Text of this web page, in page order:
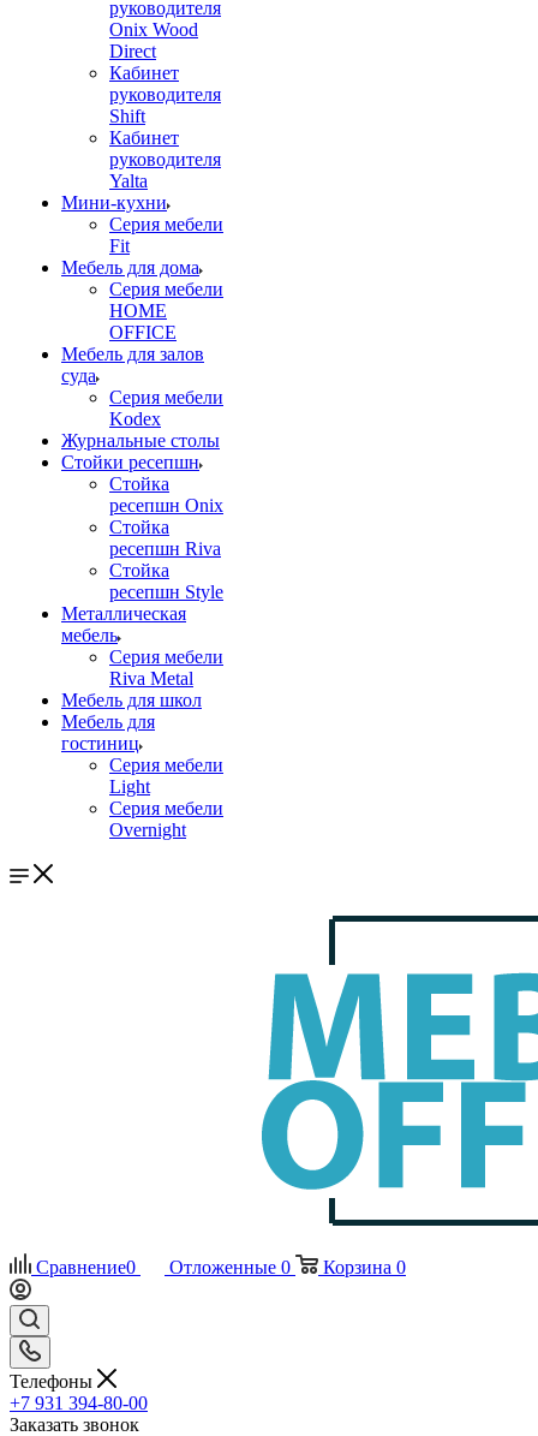
руководителя
Onix Wood
Direct
Кабинет
руководителя
Shift
Кабинет
руководителя
Yalta
Мини-кухни
Серия мебели
Fit
Мебель для дома
Серия мебели
HOME
OFFICE
Мебель для залов
суда
Серия мебели
Kodex
Журнальные столы
Стойки ресепшн
Стойка
ресепшн Onix
Стойка
ресепшн Riva
Стойка
ресепшн Style
Металлическая
мебель
Серия мебели
Riva Metal
Мебель для школ
Мебель для
гостиниц
Серия мебели
Light
Серия мебели
Overnight
Сравнение0 Отложенные 0 Корзина 0
Телефоны
+7 931 394-80-00
Заказать звонок